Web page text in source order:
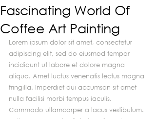
Fascinating World Of
Coffee Art Painting
Lorem ipsum dolor sit amet, consectetur
adipiscing elit, sed do eiusmod tempor
incididunt ut labore et dolore magna
aliqua. Amet luctus venenatis lectus magna
fringilla. Imperdiet dui accumsan sit amet
nulla facilisi morbi tempus iaculis.
Commodo ullamcorper a lacus vestibulum.